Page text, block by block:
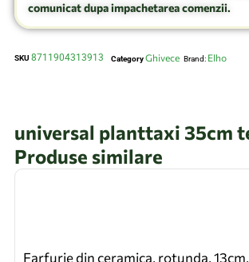
comunicat dupa impachetarea comenzii.
SKU 8711904313913 CategoryGhivece Brand: Elho
universal planttaxi 35cm
Produse similare
Farfurie din ceramica, rotunda,